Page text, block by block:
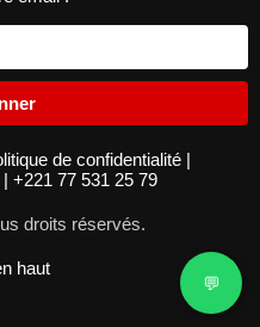
de confidentialité |
| +221 77 531 25 79
droits réservés.
haut
💬